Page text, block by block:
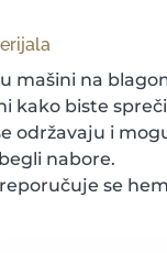
mašini na
kako biste
održavaju i
nabore.
se